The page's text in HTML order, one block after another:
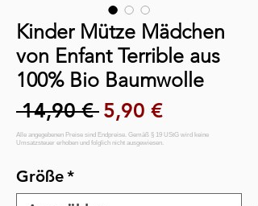
Kinder Mütze Mädchen
von Enfant Terrible aus
100% Bio Baumwolle
14,90 € Standardpreis
5,90 €Sale-Preis
Größe*